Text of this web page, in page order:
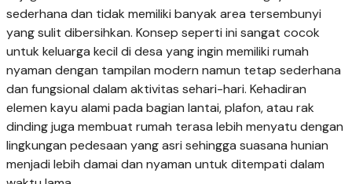
sederhana dan tidak memiliki banyak area tersembunyi
yang sulit dibersihkan. Konsep seperti ini sangat cocok
untuk keluarga kecil di desa yang ingin memiliki rumah
nyaman dengan tampilan modern namun tetap sederhana
dan fungsional dalam aktivitas sehari-hari. Kehadiran
elemen kayu alami pada bagian lantai, plafon, atau rak
dinding juga membuat rumah terasa lebih menyatu dengan
lingkungan pedesaan yang asri sehingga suasana hunian
menjadi lebih damai dan nyaman untuk ditempati dalam